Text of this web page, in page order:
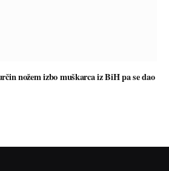
nožem izbo muškarca iz BiH pa se dao